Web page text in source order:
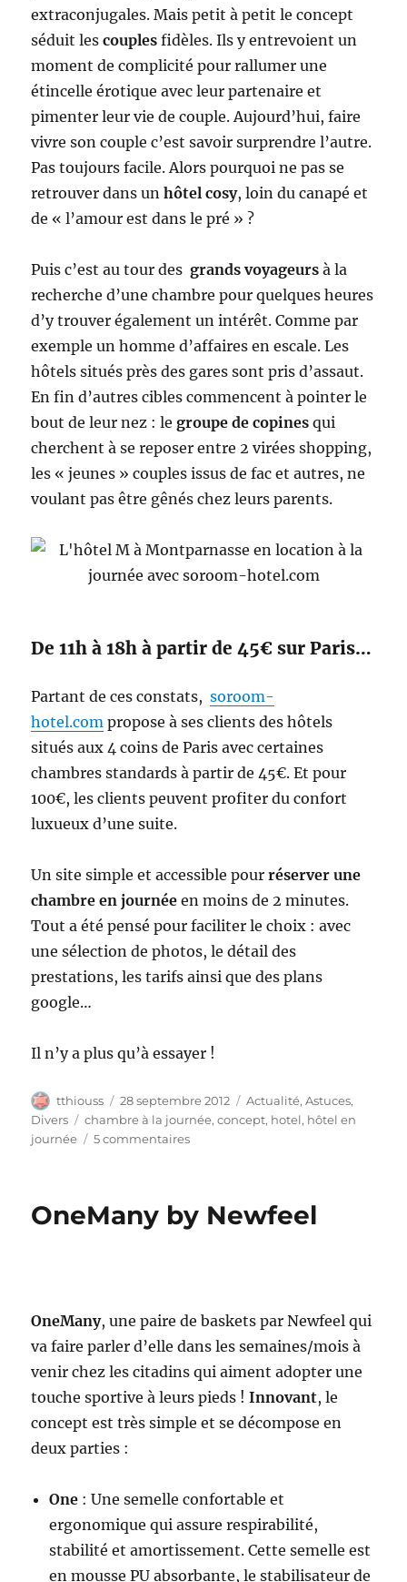
extraconjugales. Mais petit à petit le concept
séduit lescouplesfidèles. Ils y entrevoient un
moment de complicité pour rallumer une
étincelle érotique avec leur partenaire et
pimenter leur vie de couple. Aujourd’hui, faire
vivre son couple c’est savoir surprendre l’autre.
Pas toujours facile. Alors pourquoi ne pas se
retrouver dans un hôtel cosy, loin du canapé et
de « l’amour est dans le pré » ?
Puis c’est au tour des grands voyageurs à la
recherche d’une chambre pour quelques heures
d’y trouver également un intérêt. Comme par
exemple un homme d’affaires en escale. Les
hôtels situés près des gares sont pris d’assaut.
En fin d’autres cibles commencent à pointer le
bout de leur nez : legroupe de copines qui
cherchent à se reposer entre 2 virées shopping,
les « jeunes » couples issus de fac et autres, ne
voulant pas être gênés chez leurs parents.
De 11h à 18h à partir de 45€ sur Paris…
Partant de ces constats,soroom-
hotel.com propose à ses clients des hôtels
situés aux 4 coins de Paris avec certaines
chambres standards à partir de 45€. Et pour
100€, les clients peuvent profiter du confort
luxueux d’une suite.
Un site simple et accessible pourréserver une
chambre en journée en moins de 2 minutes.
Tout a été pensé pour faciliter le choix : avec
une sélection de photos, le détail des
prestations, les tarifs ainsi que des plans
google…
Il n’y a plus qu’à essayer !
Auteur
tthiouss
Publié
le
28 septembre 2012 Catégories
Actualité,Astuces,
Divers
Étiquettes
chambre à la journée,concept, hotel, hôtel en
journée
5 commentairessur
en
journée
OneMany by Newfeel
OneMany, une paire de baskets par Newfeel qui
va faire parler d’elle dans les semaines/mois à
venir chez les citadins qui aiment adopter une
touche sportive à leurs pieds !Innovant, le
concept est très simple et se décompose en
deux parties :
One : Une semelle confortable et
ergonomique qui assure respirabilité,
stabilité et amortissement. Cette semelle est
en mousse PU absorbante, le stabilisateur de